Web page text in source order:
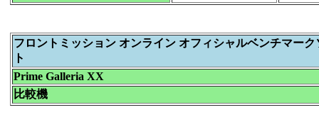
フロントミッション オンライン オフィシャルベンチマーク
ト
Prime Galleria XX
比較機